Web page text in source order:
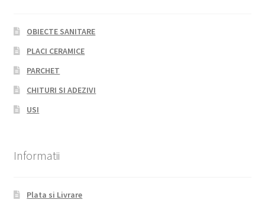
OBIECTE SANITARE
PLACI CERAMICE
PARCHET
CHITURI SI ADEZIVI
USI
Informatii
Plata si Livrare